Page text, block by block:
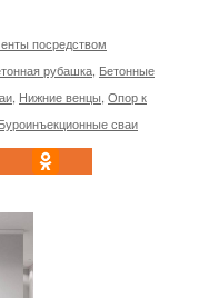
посредством
рубашка Бетонные
Нижние венцы Опор к
Буроинъекционные сваи